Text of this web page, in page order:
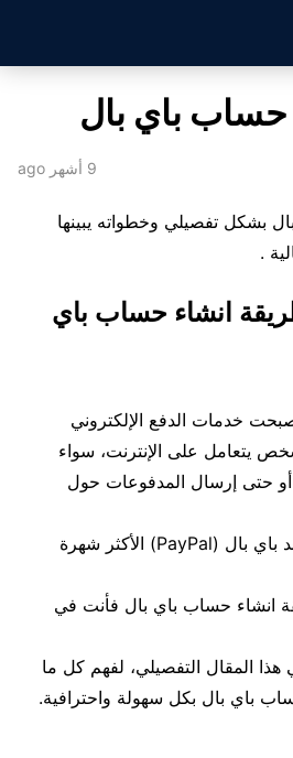
حساب باي بال
9 أشهر ago
بشكل تفصيلي وخطواته يبينها
.
انشاء حساب باي
خدمات الدفع الإلكتروني
يتعامل على الإنترنت، سواء
أو حتى إرسال المدفوعات حول
ومن بين هذه الخدمات، يُعد باي بال (PayPal) الأكثر شهرة
انشاء حساب باي بال فأنت في
المقال التفصيلي، لفهم كل ما
باي بال بكل سهولة واحترافية.